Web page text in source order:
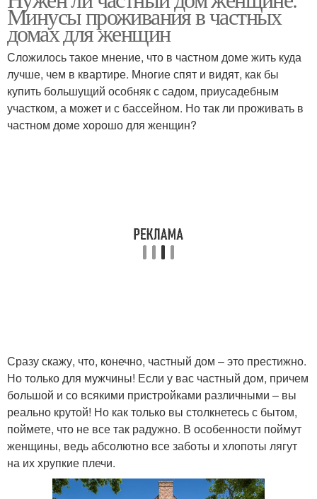
Минусы проживания в частных
домах для женщин
Сложилось такое мнение, что в частном доме жить куда
лучше, чем в квартире. Многие спят и видят, как бы
купить большущий особняк с садом, приусадебным
участком, а может и с бассейном. Но так ли проживать в
частном доме хорошо для женщин?
Сразу скажу, что, конечно, частный дом – это престижно.
Но только для мужчины! Если у вас частный дом, причем
большой и со всякими пристройками различными – вы
реально крутой! Но как только вы столкнетесь с бытом,
поймете, что не все так радужно. В особенности поймут
женщины, ведь абсолютно все заботы и хлопоты лягут
на их хрупкие плечи.